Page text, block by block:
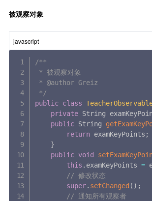
被观察对象
javascript
/**
* 被观察对象
* @author Greiz
*/
public class
private String
public String
return examKeyPoints ;
}
public void
this . examKeyPoints =
// 修改状态
super. setChanged ( ) ;
// 通知所有观察者